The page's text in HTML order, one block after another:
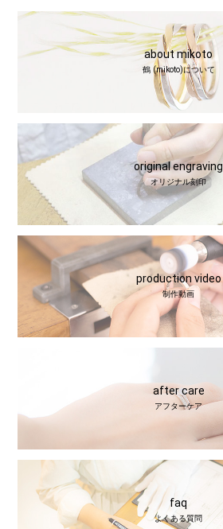
about mikoto
鶴 (mikoto)について
original engraving
オリジナル刻印
production video
制作動画
after care
アフターケア
faq
よくある質問